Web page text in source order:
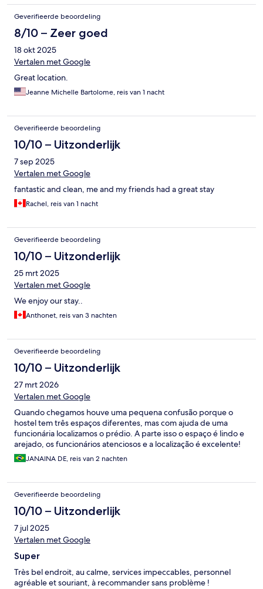
Geverifieerde beoordeling
8/10 – Zeer goed
18 okt 2025
Vertalen met Google
Great location.
Jeanne Michelle Bartolome, reis van 1 nacht
Geverifieerde beoordeling
10/10 – Uitzonderlijk
7 sep 2025
Vertalen met Google
fantastic and clean, me and my friends had a great stay
Rachel, reis van 1 nacht
Geverifieerde beoordeling
10/10 – Uitzonderlijk
25 mrt 2025
Vertalen met Google
We enjoy our stay..
Anthonet, reis van 3 nachten
Geverifieerde beoordeling
10/10 – Uitzonderlijk
27 mrt 2026
Vertalen met Google
Quando chegamos houve uma pequena confusão porque o
hostel tem três espaços diferentes, mas com ajuda de uma
funcionária localizamos o prédio. A parte isso o espaço é lindo e
arejado, os funcionários atenciosos e a localização é excelente!
JANAINA DE, reis van 2 nachten
Geverifieerde beoordeling
10/10 – Uitzonderlijk
7 jul 2025
Vertalen met Google
Super
Très bel endroit, au calme, services impeccables, personnel
agréable et souriant, à recommander sans problème !